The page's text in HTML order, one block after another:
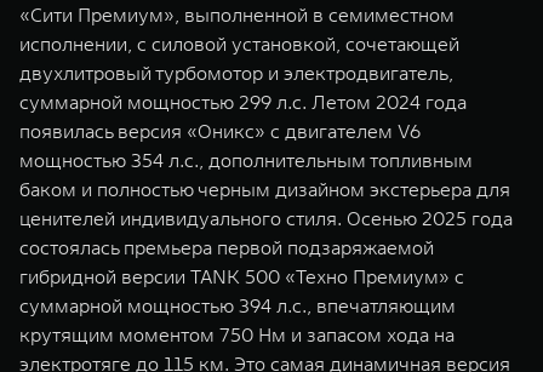
«Сити Премиум», выполненной в семиместном
исполнении, с силовой установкой, сочетающей
двухлитровый турбомотор и электродвигатель,
суммарной мощностью 299 л.с. Летом 2024 года
появилась версия «Оникс» с двигателем V6
мощностью 354 л.с., дополнительным топливным
баком и полностью черным дизайном экстерьера для
ценителей индивидуального стиля. Осенью 2025 года
состоялась премьера первой подзаряжаемой
гибридной версии TANK 500 «Техно Премиум» с
суммарной мощностью 394 л.с., впечатляющим
крутящим моментом 750 Нм и запасом хода на
электротяге до 115 км. Это самая динамичная версия